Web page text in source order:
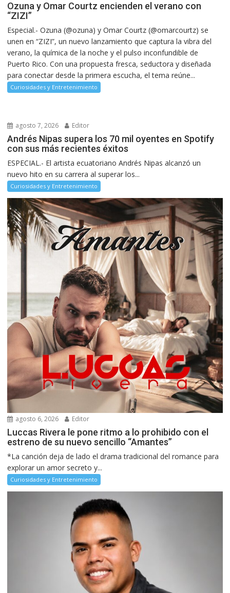
Ozuna y Omar Courtz encienden el verano con
“ZIZI”
Especial.- Ozuna (@ozuna) y Omar Courtz (@omarcourtz) se
unen en “ZIZI”, un nuevo lanzamiento que captura la vibra del
verano, la química de la noche y el pulso inconfundible de
Puerto Rico. Con una propuesta fresca, seductora y diseñada
para conectar desde la primera escucha, el tema reúne...
Curiosidades y Entretenimiento
agosto 7, 2026 Editor
Andrés Nipas supera los 70 mil oyentes en Spotify
con sus más recientes éxitos
ESPECIAL.- El artista ecuatoriano Andrés Nipas alcanzó un
nuevo hito en su carrera al superar los...
Curiosidades y Entretenimiento
agosto 6, 2026 Editor
Luccas Rivera le pone ritmo a lo prohibido con el
estreno de su nuevo sencillo “Amantes”
*La canción deja de lado el drama tradicional del romance para
explorar un amor secreto y...
Curiosidades y Entretenimiento